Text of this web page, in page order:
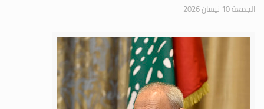
الجمعة 10 نيسان 2026